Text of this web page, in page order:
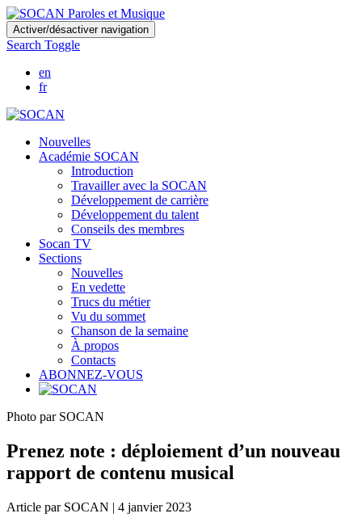
Skip
to
main
content
Activer/désactiver navigation
Search Toggle
en
fr
Nouvelles
Académie SOCAN
Introduction
Travailler avec la SOCAN
Développement de carrière
Développement du talent
Conseils des membres
Socan TV
Sections
Nouvelles
En vedette
Trucs du métier
Vu du sommet
Chanson de la semaine
À propos
Contacts
ABONNEZ-VOUS
Photo par SOCAN
Prenez note : déploiement d’un nouveau
rapport de contenu musical
Article par SOCAN | 4 janvier 2023